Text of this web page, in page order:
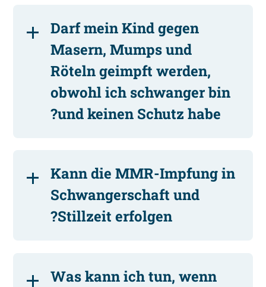
Darf mein Kind gegen
Masern, Mumps und
Röteln geimpft werden,
obwohl ich schwanger bin
und keinen Schutz habe?
Kann die MMR-Impfung in
Schwangerschaft und
Stillzeit erfolgen?
Was kann ich tun, wenn